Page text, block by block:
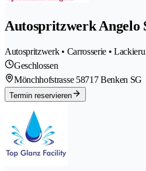
Autospritzwerk Angelo
Autospritzwerk • Carrosserie •
Geschlossen
Mönchhofstrasse 58717 Benken SG
Termin reservieren